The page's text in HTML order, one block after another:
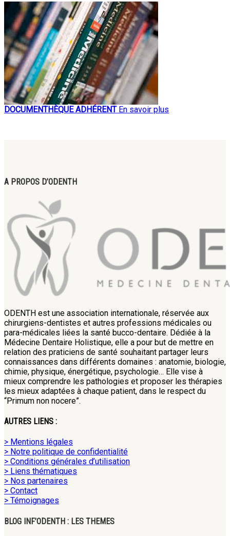
DOCUMENTHÈQUE ADHÉRENT En savoir plus
A PROPOS D’ODENTH
ODENTH est une association internationale, réservée aux
chirurgiens-dentistes et autres professions médicales ou
para-médicales liées la santé bucco-dentaire. Dédiée à la
Médecine Dentaire Holistique, elle a pour but de mettre en
relation des praticiens de santé souhaitant partager leurs
connaissances dans différents domaines : anatomie, biologie,
chimie, physique, énergétique, psychologie… Elle vise à
mieux comprendre les pathologies et proposer les thérapies
les mieux adaptées à chaque patient, dans le respect du
“Primum non nocere”.
AUTRES LIENS :
> Mentions légales
> Notre politique de confidentialité
> Conditions générales d’utilisation
> Liens thématiques
> Nos partenaires
> Contact
> Témoignages
BLOG INF’ODENTH : LES THEMES